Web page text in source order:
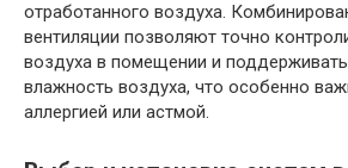
отработанного воздуха.
вентиляции позволяют точно
воздуха в помещении и
влажность воздуха, что особенно
аллергией или астмой.